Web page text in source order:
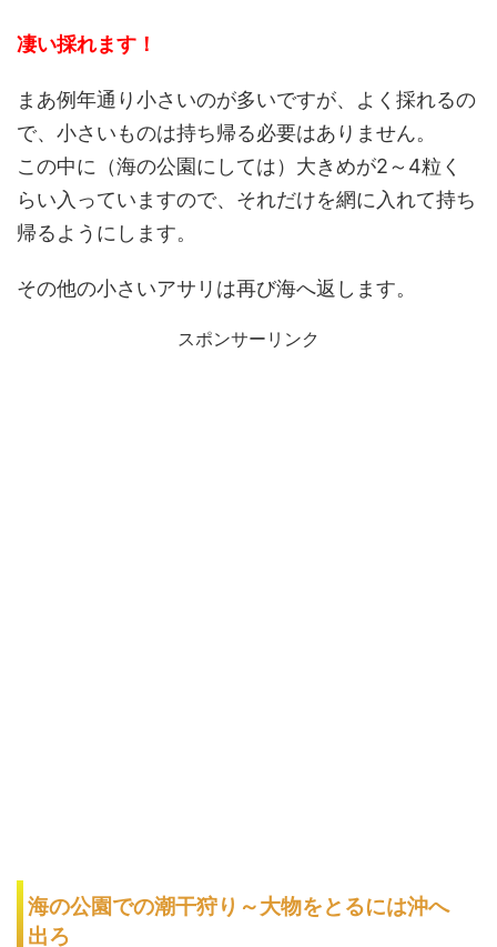
凄い採れます！
まあ例年通り小さいのが多いですが、よく採れるの
で、小さいものは持ち帰る必要はありません。
この中に（海の公園にしては）大きめが2～4粒く
らい入っていますので、それだけを網に入れて持ち
帰るようにします。
その他の小さいアサリは再び海へ返します。
スポンサーリンク
海の公園での潮干狩り～大物をとるには沖へ
出ろ